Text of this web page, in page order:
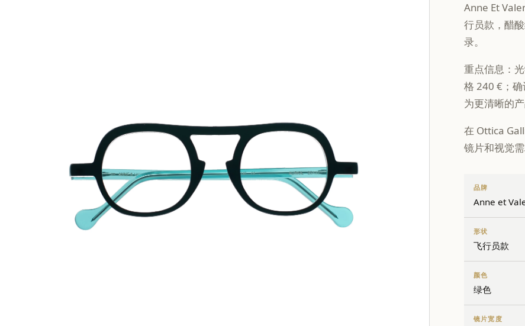
Anne Et
行员款，醋
录。
重点信息：
格 240 €；
为更清晰的产
在 Ottica
镜片和视觉
品牌
Anne et
形状
飞行员款
颜色
绿色
镜片宽度